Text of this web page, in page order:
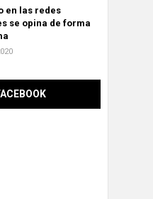
en las redes
se opina de forma